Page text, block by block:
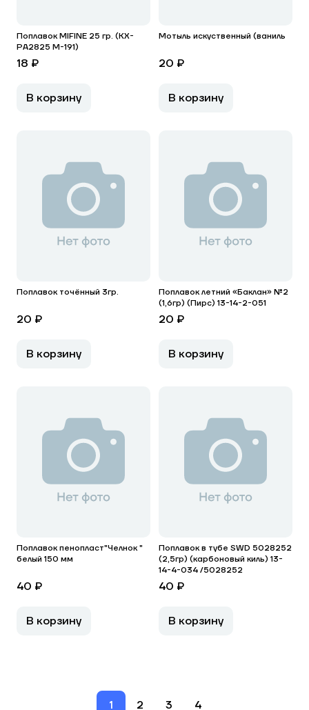
Поплавок MIFINE 25 гр. (KX-
PA2825 M-191)
18 ₽
В корзину
Мотыль искуственный (ваниль
20 ₽
В корзину
Поплавок точённый 3гр.
20 ₽
В корзину
Поплавок летний «Баклан» №2
(1,6гр) (Пирс) 13-14-2-051
20 ₽
В корзину
Поплавок пенопласт"Челнок "
белый 150 мм
40 ₽
В корзину
Поплавок в тубе SWD 5028252
(2,5гр) (карбоновый киль) 13-
14-4-034 /5028252
40 ₽
В корзину
1 2 3 4